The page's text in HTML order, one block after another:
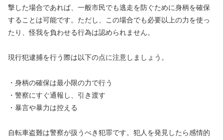
撃した場合であれば、一般市民でも逃走を防ぐために身柄を確保
することは可能です。ただし、この場合でも必要以上の力を使っ
たり、怪我を負わせる行為は認められません。
現行犯逮捕を行う際は以下の点に注意しましょう。
・身柄の確保は最小限の力で行う
・警察にすぐ通報し、引き渡す
・暴言や暴力は控える
自転車盗難は警察が扱うべき犯罪です。犯人を発見したら感情的